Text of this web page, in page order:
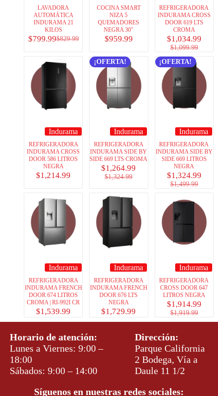
LAVADORA
AUTOMÁTICA
INDURAMA 21
KILOS
$829.99
$799.99
COCINA SMART
NIZA 5
QUEMADORES
NEGRA 30″
$959.99
REFRIGERADORA
INDURAMA CROSS
DOOR 619 LTS
CROMA
$1,099.99
$1,034.99
Indurama
REFRIGERADORA
INDURAMA CROSS
DOOR 586 LITROS
NEGRA
$1,214.99
¡OFERTA!
Indurama
REFRIGERADORA
INDURAMA SIDE BY
SIDE 669 LTS CROMA
$1,324.99
$1,264.99
¡OFERTA!
Indurama
REFRIGERADORA
INDURAMA SIDE BY
SIDE 669 LITROS
NEGRA
$1,499.99
$1,324.99
Indurama
REFRIGERADORA
INDURAMA FRENCH
DOOR 674 LITROS
CROMA | RI-992I CR
$1,539.99
Indurama
REFRIGERADORA
INDURAMA FRENCH
DOOR 676 LTS
NEGRA
$1,729.99
Indurama
REFRIGERADORA
CROSS DOOR 647
LITROS NEGRA
$1,919.99
$1,914.99
Horario de atención:
Lunes a Viernes: 9:00 –
18:00
Sábados: 9:00 – 14:00
Dirección:
Parque California
2 Bodega, Vía a
Daule 11 1/2
Síguenos en nuestras redes sociales: